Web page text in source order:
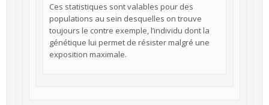
Ces statistiques sont valables pour des
populations au sein desquelles on trouve
toujours le contre exemple, l’individu dont la
génétique lui permet de résister malgré une
exposition maximale.